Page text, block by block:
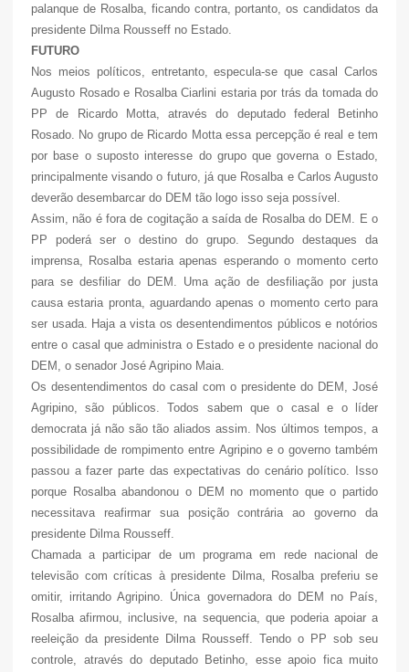
palanque de Rosalba, ficando contra, portanto, os candidatos da
presidente Dilma Rousseff no Estado.
FUTURO
Nos meios políticos, entretanto, especula-se que casal Carlos
Augusto Rosado e Rosalba Ciarlini estaria por trás da tomada do
PP de Ricardo Motta, através do deputado federal Betinho
Rosado. No grupo de Ricardo Motta essa percepção é real e tem
por base o suposto interesse do grupo que governa o Estado,
principalmente visando o futuro, já que Rosalba e Carlos Augusto
deverão desembarcar do DEM tão logo isso seja possível.
Assim, não é fora de cogitação a saída de Rosalba do DEM. E o
PP poderá ser o destino do grupo. Segundo destaques da
imprensa, Rosalba estaria apenas esperando o momento certo
para se desfiliar do DEM. Uma ação de desfiliação por justa
causa estaria pronta, aguardando apenas o momento certo para
ser usada. Haja a vista os desentendimentos públicos e notórios
entre o casal que administra o Estado e o presidente nacional do
DEM, o senador José Agripino Maia.
Os desentendimentos do casal com o presidente do DEM, José
Agripino, são públicos. Todos sabem que o casal e o líder
democrata já não são tão aliados assim. Nos últimos tempos, a
possibilidade de rompimento entre Agripino e o governo também
passou a fazer parte das expectativas do cenário político. Isso
porque Rosalba abandonou o DEM no momento que o partido
necessitava reafirmar sua posição contrária ao governo da
presidente Dilma Rousseff.
Chamada a participar de um programa em rede nacional de
televisão com críticas à presidente Dilma, Rosalba preferiu se
omitir, irritando Agripino. Única governadora do DEM no País,
Rosalba afirmou, inclusive, na sequencia, que poderia apoiar a
reeleição da presidente Dilma Rousseff. Tendo o PP sob seu
controle, através do deputado Betinho, esse apoio fica muito